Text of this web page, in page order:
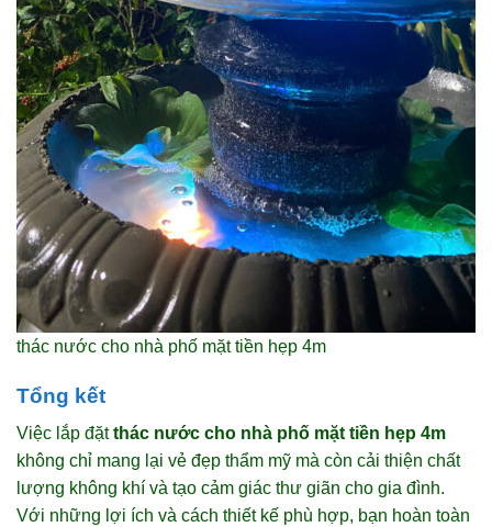
thác nước cho nhà phố mặt tiền hẹp 4m
Tổng kết
Việc lắp đặtthác nước cho nhà phố mặt tiền hẹp 4m
không chỉ mang lại vẻ đẹp thẩm mỹ mà còn cải thiện chất
lượng không khí và tạo cảm giác thư giãn cho gia đình.
Với những lợi ích và cách thiết kế phù hợp, bạn hoàn toàn